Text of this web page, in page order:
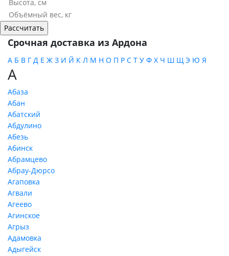
Срочная доставка из Ардона
А Б В Г Д Е Ж З И Й К Л М Н О П Р С Т У Ф Х Ч Ш Щ Э Ю Я
А
Абаза
Абан
Абатский
Абдулино
Абезь
Абинск
Абрамцево
Абрау-Дюрсо
Агаповка
Агвали
Агеево
Агинское
Агрыз
Адамовка
Адыгейск